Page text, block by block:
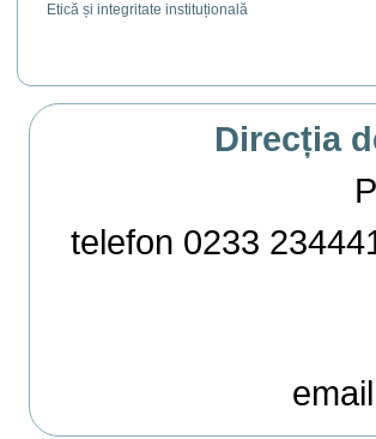
Etică și integritate instituțională
Direcția
telefon 0233
email